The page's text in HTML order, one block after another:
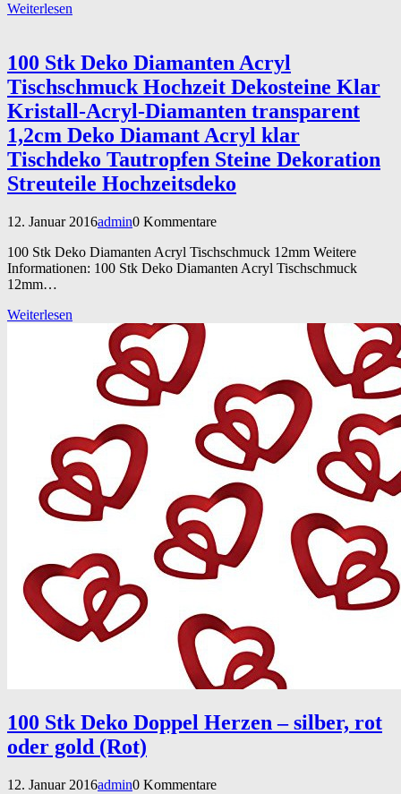
Weiterlesen
100 Stk Deko Diamanten Acryl
Tischschmuck Hochzeit Dekosteine Klar
Kristall-Acryl-Diamanten transparent
1,2cm Deko Diamant Acryl klar
Tischdeko Tautropfen Steine Dekoration
Streuteile Hochzeitsdeko
12. Januar 2016admin0 Kommentare
100 Stk Deko Diamanten Acryl Tischschmuck 12mm Weitere
Informationen: 100 Stk Deko Diamanten Acryl Tischschmuck
12mm…
Weiterlesen
100 Stk Deko Doppel Herzen – silber, rot
oder gold (Rot)
12. Januar 2016admin0 Kommentare